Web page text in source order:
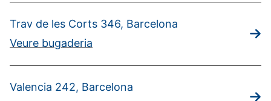
Trav de les Corts 346, Barcelona
Veure bugaderia
Valencia 242, Barcelona